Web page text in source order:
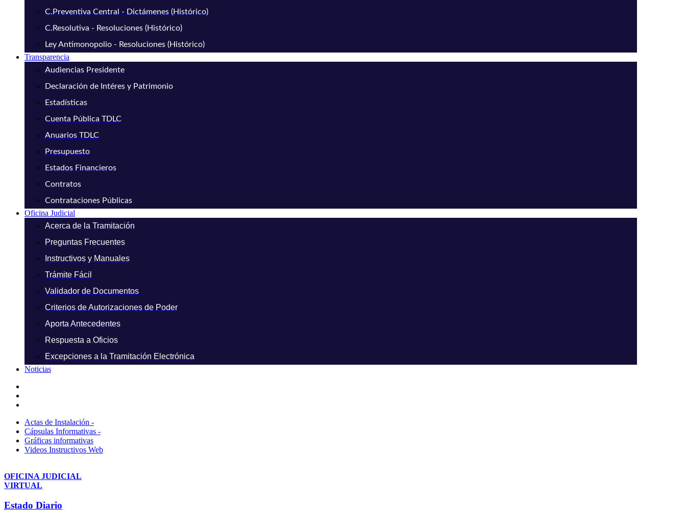
C.Preventiva Central - Dictámenes (Histórico)
C.Resolutiva - Resoluciones (Histórico)
Ley Antimonopolio - Resoluciones (Histórico)
Transparencia
Audiencias Presidente
Declaración de Intéres y Patrimonio
Estadísticas
Cuenta Pública TDLC
Anuarios TDLC
Presupuesto
Estados Financieros
Contratos
Contrataciones Públicas
Oficina Judicial
Acerca de la Tramitación
Preguntas Frecuentes
Instructivos y Manuales
Trámite Fácil
Validador de Documentos
Criterios de Autorizaciones de Poder
Aporta Antecedentes
Respuesta a Oficios
Excepciones a la Tramitación Electrónica
Noticias
Actas de Instalación -
Cápsulas Informativas -
Gráficas informativas
Videos Instructivos Web
OFICINA JUDICIAL
VIRTUAL
Estado Diario